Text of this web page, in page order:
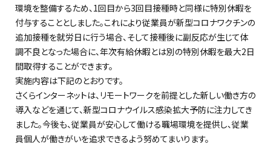
環境を整備するため、1回目から3回目接種時と同様に特別休暇を
付与することとしました。これにより従業員が新型コロナワクチンの
追加接種を就労日に行う場合、そして接種後に副反応が生じて体
調不良となった場合に、年次有給休暇とは別の特別休暇を最大2日
間取得することができます。
実施内容は下記のとおりです。
さくらインターネットは、リモートワークを前提とした新しい働き方の
導入などを通じて、新型コロナウイルス感染拡大予防に注力してき
ました。今後も、従業員が安心して働ける職場環境を提供し、従業
員個人が働きがいを追求できるよう努めてまいります。